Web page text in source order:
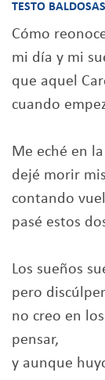
TESTO BALDOSAS
Cómo
mi día y mi
que aquel
cuando
Me eché en
dejé morir
contando
pasé estos
Los sueños
pero
no creo en
pensar,
y aunque